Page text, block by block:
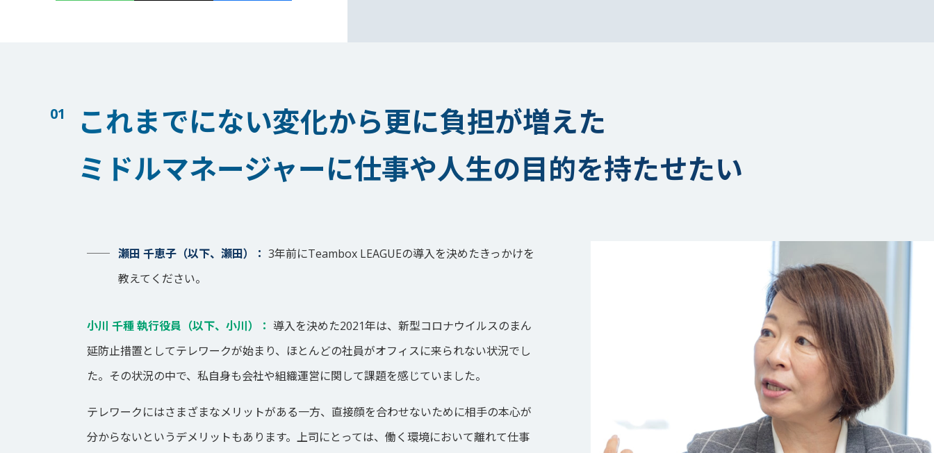
これまでにない変化から更に負担が増えた
ミドルマネージャーに仕事や人生の目的を持たせたい
瀬田 千恵子（以下、瀬田）： 3年前にTeambox LEAGUEの導入を決めたきっかけを
教えてください。
小川 千種 執行役員（以下、小川）： 導入を決めた2021年は、新型コロナウイルスのまん
延防止措置としてテレワークが始まり、ほとんどの社員がオフィスに来られない状況でし
た。その状況の中で、私自身も会社や組織運営に関して課題を感じていました。
テレワークにはさまざまなメリットがある一方、直接顔を合わせないために相手の本心が
分からないというデメリットもあります。上司にとっては、働く環境において離れて仕事